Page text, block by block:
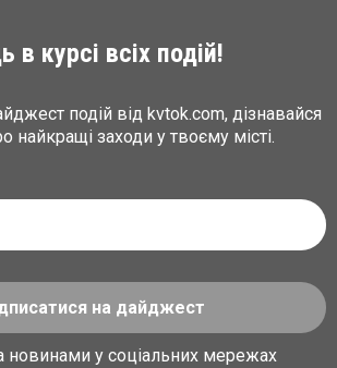
в курсі всіх подій!
подій від kvtok.com, дізнавайся
найкращі заходи у твоєму місті.
на дайджест
новинами у соціальних мережах